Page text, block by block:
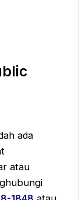
ada
atau